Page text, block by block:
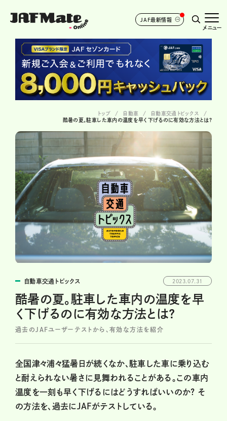
JAF最新情報
メニュー
トップ 自動車
自動車交通トピックス
酷暑の夏。駐車した車内の温度を早く下げるのに有効な方法とは?
自動車交通トピックス 2023.07.31
酷暑の夏。駐車した車内の温度を早
く下げるのに有効な方法とは?
過去のJAFユーザーテストから、有効な方法を紹介
全国津々浦々猛暑日が続くなか、駐車した車に乗り込む
と耐えられない暑さに見舞われることがある。この車内
温度を一刻も早く下げるにはどうすればいいのか? そ
の方法を、過去にJAFがテストしている。